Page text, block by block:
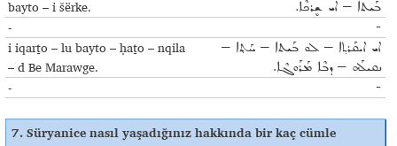
bayto – i šërke.
ܒܰܝܬܐ – ܐܝ ܫܷܪܟܶܐ.
- -
i iqarṯo – lu bayto – ḥaṯo – nqila
– d Be Marawge.
ܐܝ ܐܝܩܰܪܬ݂ܐ – ܠܘ ܒܰܝܬܐ – ܚܰܬ݂ܐ –
ܢܩܝܠܰܗ – ܕܒܶܐ ܡܰܪܰܘܓܶܐ.
- -
7. Süryanice nasıl yaşadığınız hakkında bir kaç cümle